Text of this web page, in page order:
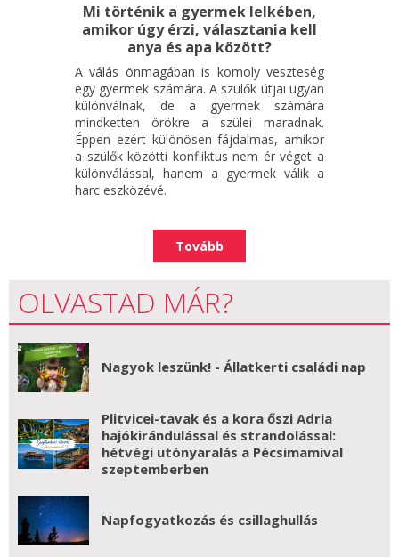
Mi történik a gyermek lelkében,
amikor úgy érzi, választania kell
anya és apa között?
A válás önmagában is komoly veszteség
egy gyermek számára. A szülők útjai ugyan
különválnak, de a gyermek számára
mindketten örökre a szülei maradnak.
Éppen ezért különösen fájdalmas, amikor
a szülők közötti konfliktus nem ér véget a
különválással, hanem a gyermek válik a
harc eszközévé.
Tovább
OLVASTAD MÁR?
Nagyok leszünk! - Állatkerti családi nap
Plitvicei-tavak és a kora őszi Adria
hajókirándulással és strandolással:
hétvégi utónyaralás a Pécsimamival
szeptemberben
Napfogyatkozás és csillaghullás